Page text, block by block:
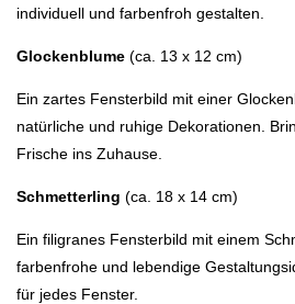
individuell und farbenfroh gestalten.
Glockenblume (ca. 13 x 12 cm)
Ein zartes Fensterbild mit einer
natürliche und ruhige Dekorationen.
Frische ins Zuhause.
Schmetterling (ca. 18 x 14 cm)
Ein filigranes Fensterbild mit einem
farbenfrohe und lebendige
für jedes Fenster.